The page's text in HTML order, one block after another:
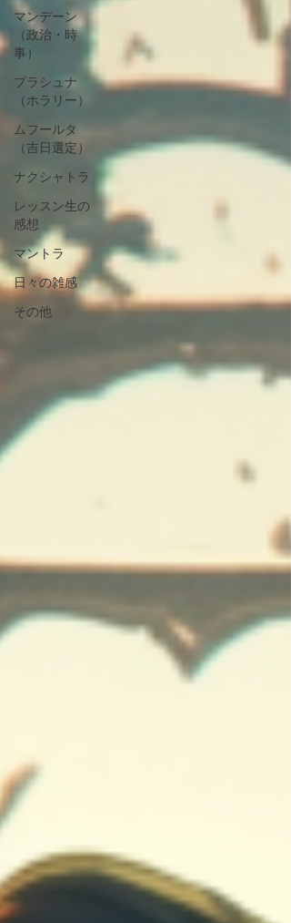
マンデーン
（政治・時
事）
プラシュナ
（ホラリー）
ムフールタ
（吉日選定）
ナクシャトラ
レッスン生の
感想
マントラ
日々の雑感
その他